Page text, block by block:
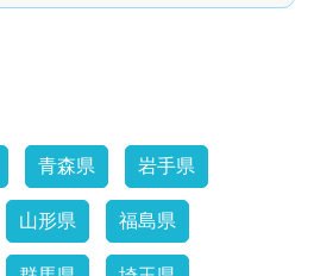
青森県 岩手県
山形県 福島県